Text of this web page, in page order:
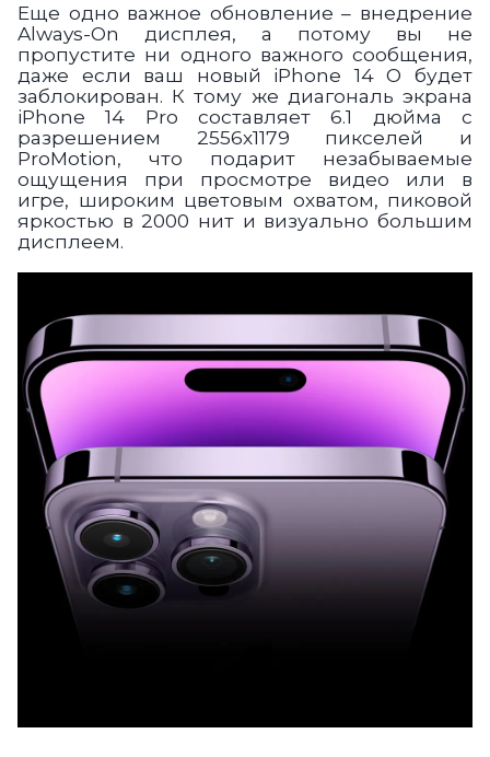
Еще одно важное обновление – внедрение
Always-On дисплея, а потому вы не
пропустите ни одного важного сообщения,
даже если ваш новый iPhone 14 О будет
заблокирован. К тому же диагональ экрана
iPhone 14 Pro составляет 6.1 дюйма с
разрешением 2556х1179 пикселей и
ProMotion, что подарит незабываемые
ощущения при просмотре видео или в
игре, широким цветовым охватом, пиковой
яркостью в 2000 нит и визуально большим
дисплеем.